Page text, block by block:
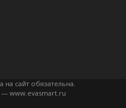
на сайт обязательна.
— www.evasmart.ru